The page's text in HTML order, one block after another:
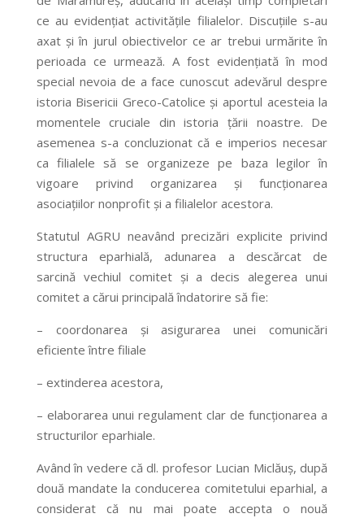
ce au evidenţiat activităţile filialelor. Discuţiile s-au
axat şi în jurul obiectivelor ce ar trebui urmărite în
perioada ce urmează. A fost evidenţiată în mod
special nevoia de a face cunoscut adevărul despre
istoria Bisericii Greco-Catolice şi aportul acesteia la
momentele cruciale din istoria ţării noastre. De
asemenea s-a concluzionat că e imperios necesar
ca filialele să se organizeze pe baza legilor în
vigoare privind organizarea şi funcţionarea
asociaţiilor nonprofit şi a filialelor acestora.
Statutul AGRU neavând precizări explicite privind
structura eparhială, adunarea a descărcat de
sarcină vechiul comitet şi a decis alegerea unui
comitet a cărui principală îndatorire să fie:
– coordonarea şi asigurarea unei comunicări
eficiente între filiale
– extinderea acestora,
– elaborarea unui regulament clar de funcţionarea a
structurilor eparhiale.
Având în vedere că dl. profesor Lucian Miclăuş, după
două mandate la conducerea comitetului eparhial, a
considerat că nu mai poate accepta o nouă